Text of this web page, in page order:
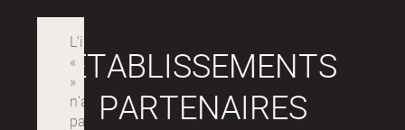
ÉTABLISSEMENTS
PARTENAIRES